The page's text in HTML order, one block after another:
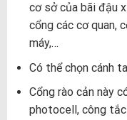
cơ sở của bãi đậu
cổng các cơ quan,
máy,…
Có thể chọn cánh
Cổng rào cản này
photocell, công